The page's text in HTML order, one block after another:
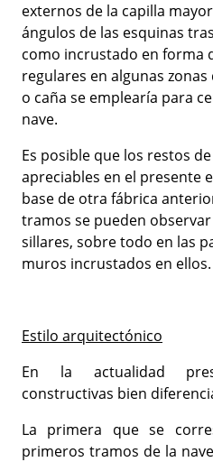
externos de la capilla
ángulos de las esquinas
como incrustado en forma
regulares en algunas
o caña se emplearía para
nave.
Es posible que los restos
apreciables en el presente
base de otra fábrica
tramos se pueden
sillares, sobre todo en las
muros incrustados en ellos.
Estilo arquitectónico
En la actualidad
constructivas bien
La primera que se
primeros tramos de la